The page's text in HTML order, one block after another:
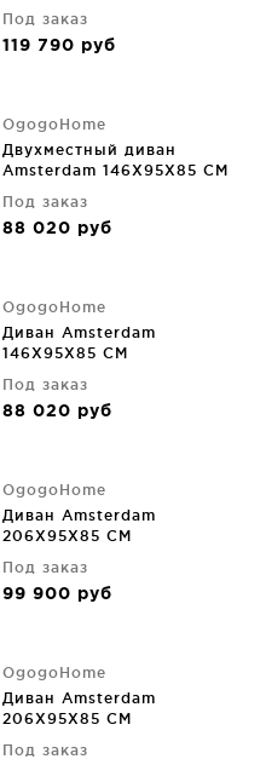
Под заказ
119 790 руб
OgogoHome
Двухместный диван
Amsterdam 146X95X85 CM
Под заказ
88 020 руб
OgogoHome
Диван Amsterdam
146X95X85 CM
Под заказ
88 020 руб
OgogoHome
Диван Amsterdam
206X95X85 CM
Под заказ
99 900 руб
OgogoHome
Диван Amsterdam
206X95X85 CM
Под заказ